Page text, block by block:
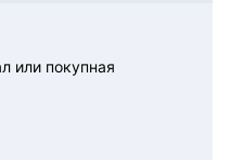
или покупная